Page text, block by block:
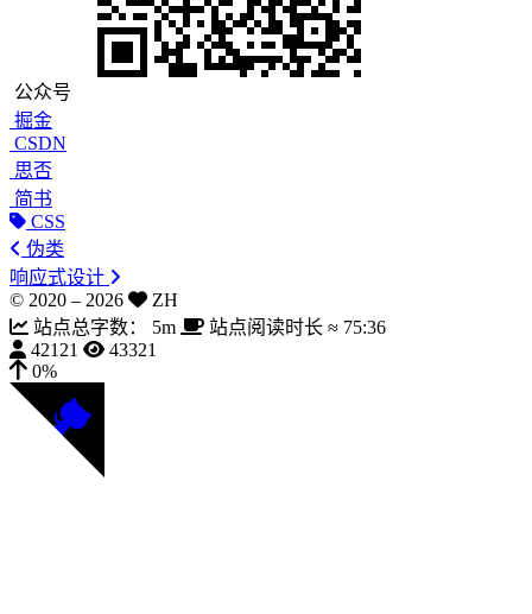
公众号
掘金
CSDN
思否
简书
CSS
伪类
响应式设计
© 2020 – 2026
ZH
站点总字数：
5m 站点阅读时长 ≈ 75:36
42121
43321
0%